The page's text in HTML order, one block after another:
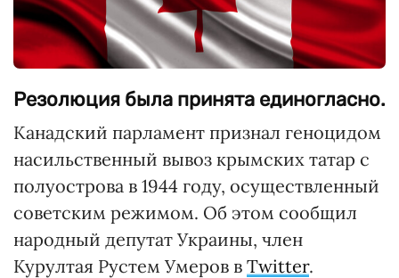
Резолюция была принята единогласно.
Канадский парламент признал геноцидом
насильственный вывоз крымских татар с
полуострова в 1944 году, осуществленный
советским режимом. Об этом сообщил
народный депутат Украины, член
Курултая Рустем Умеров в Twitter.